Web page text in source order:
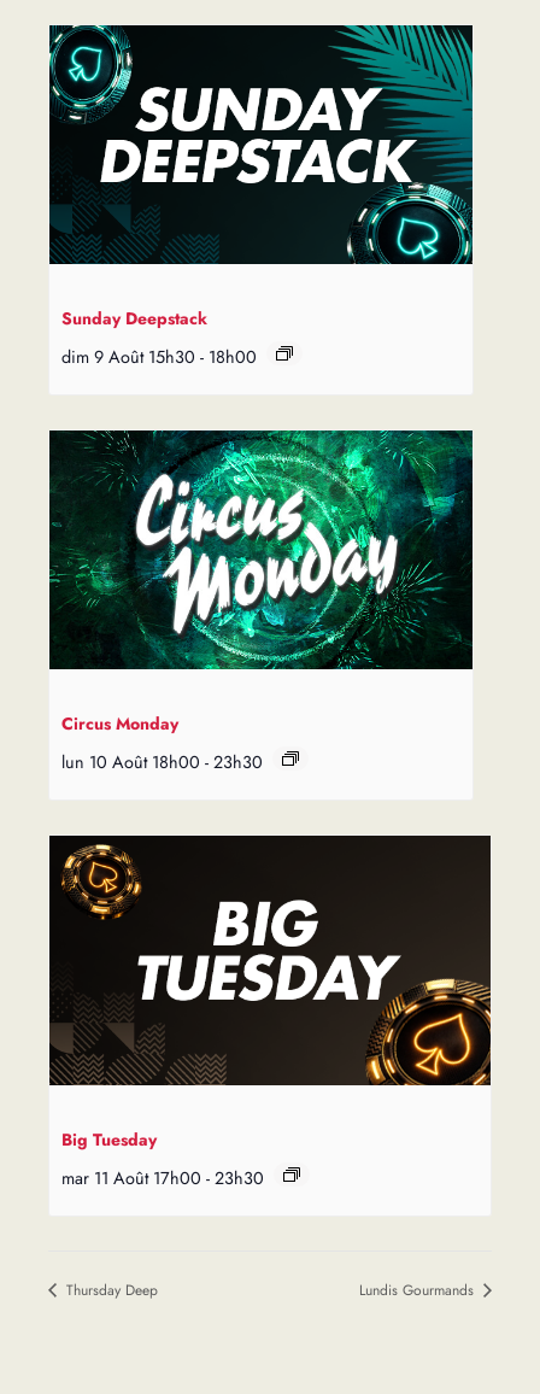
Sunday Deepstack
dim 9 Août 15h30 - 18h00
Circus Monday
lun 10 Août 18h00 - 23h30
Big Tuesday
mar 11 Août 17h00 - 23h30
Thursday Deep Lundis Gourmands